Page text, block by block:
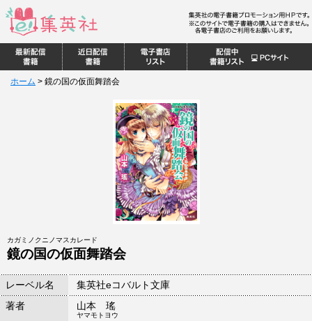
ホーム > 鏡の国の仮面舞踏会
カガミノクニノマスカレード
鏡の国の仮面舞踏会
レーベル名
集英社eコバルト文庫
著者
山本 瑤
ヤマモトヨウ